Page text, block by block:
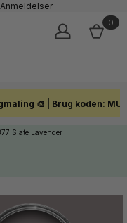
0
🎨 | Brug koden:
Slate Lavender